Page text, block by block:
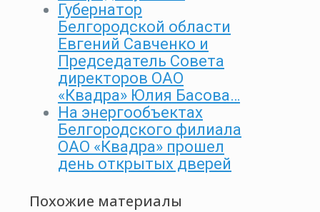
Губернатор
Белгородской области
Евгений Савченко и
Председатель Совета
директоров ОАО
«Квадра» Юлия Басова…
На энергообъектах
Белгородского филиала
ОАО «Квадра» прошел
день открытых дверей
Похожие материалы